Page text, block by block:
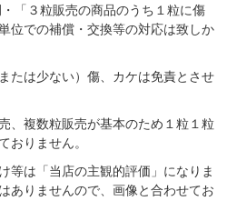
「３粒販売の商品のうち１粒に傷
位での補償・交換等の対応は致しか
たは少ない）傷、カケは免責とさせ
、複数粒販売が基本のため１粒１粒
おりません。
等は「当店の主観的評価」になりま
ありませんので、画像と合わせてお